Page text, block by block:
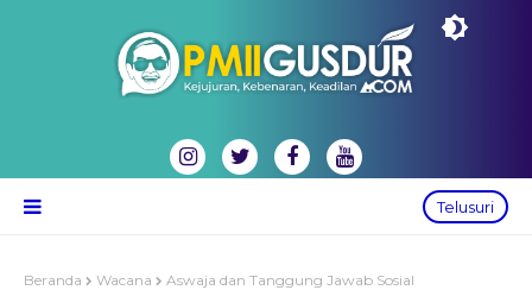
Telusuri
Beranda Wacana Aswaja dan Tanggung Jawab Sosial